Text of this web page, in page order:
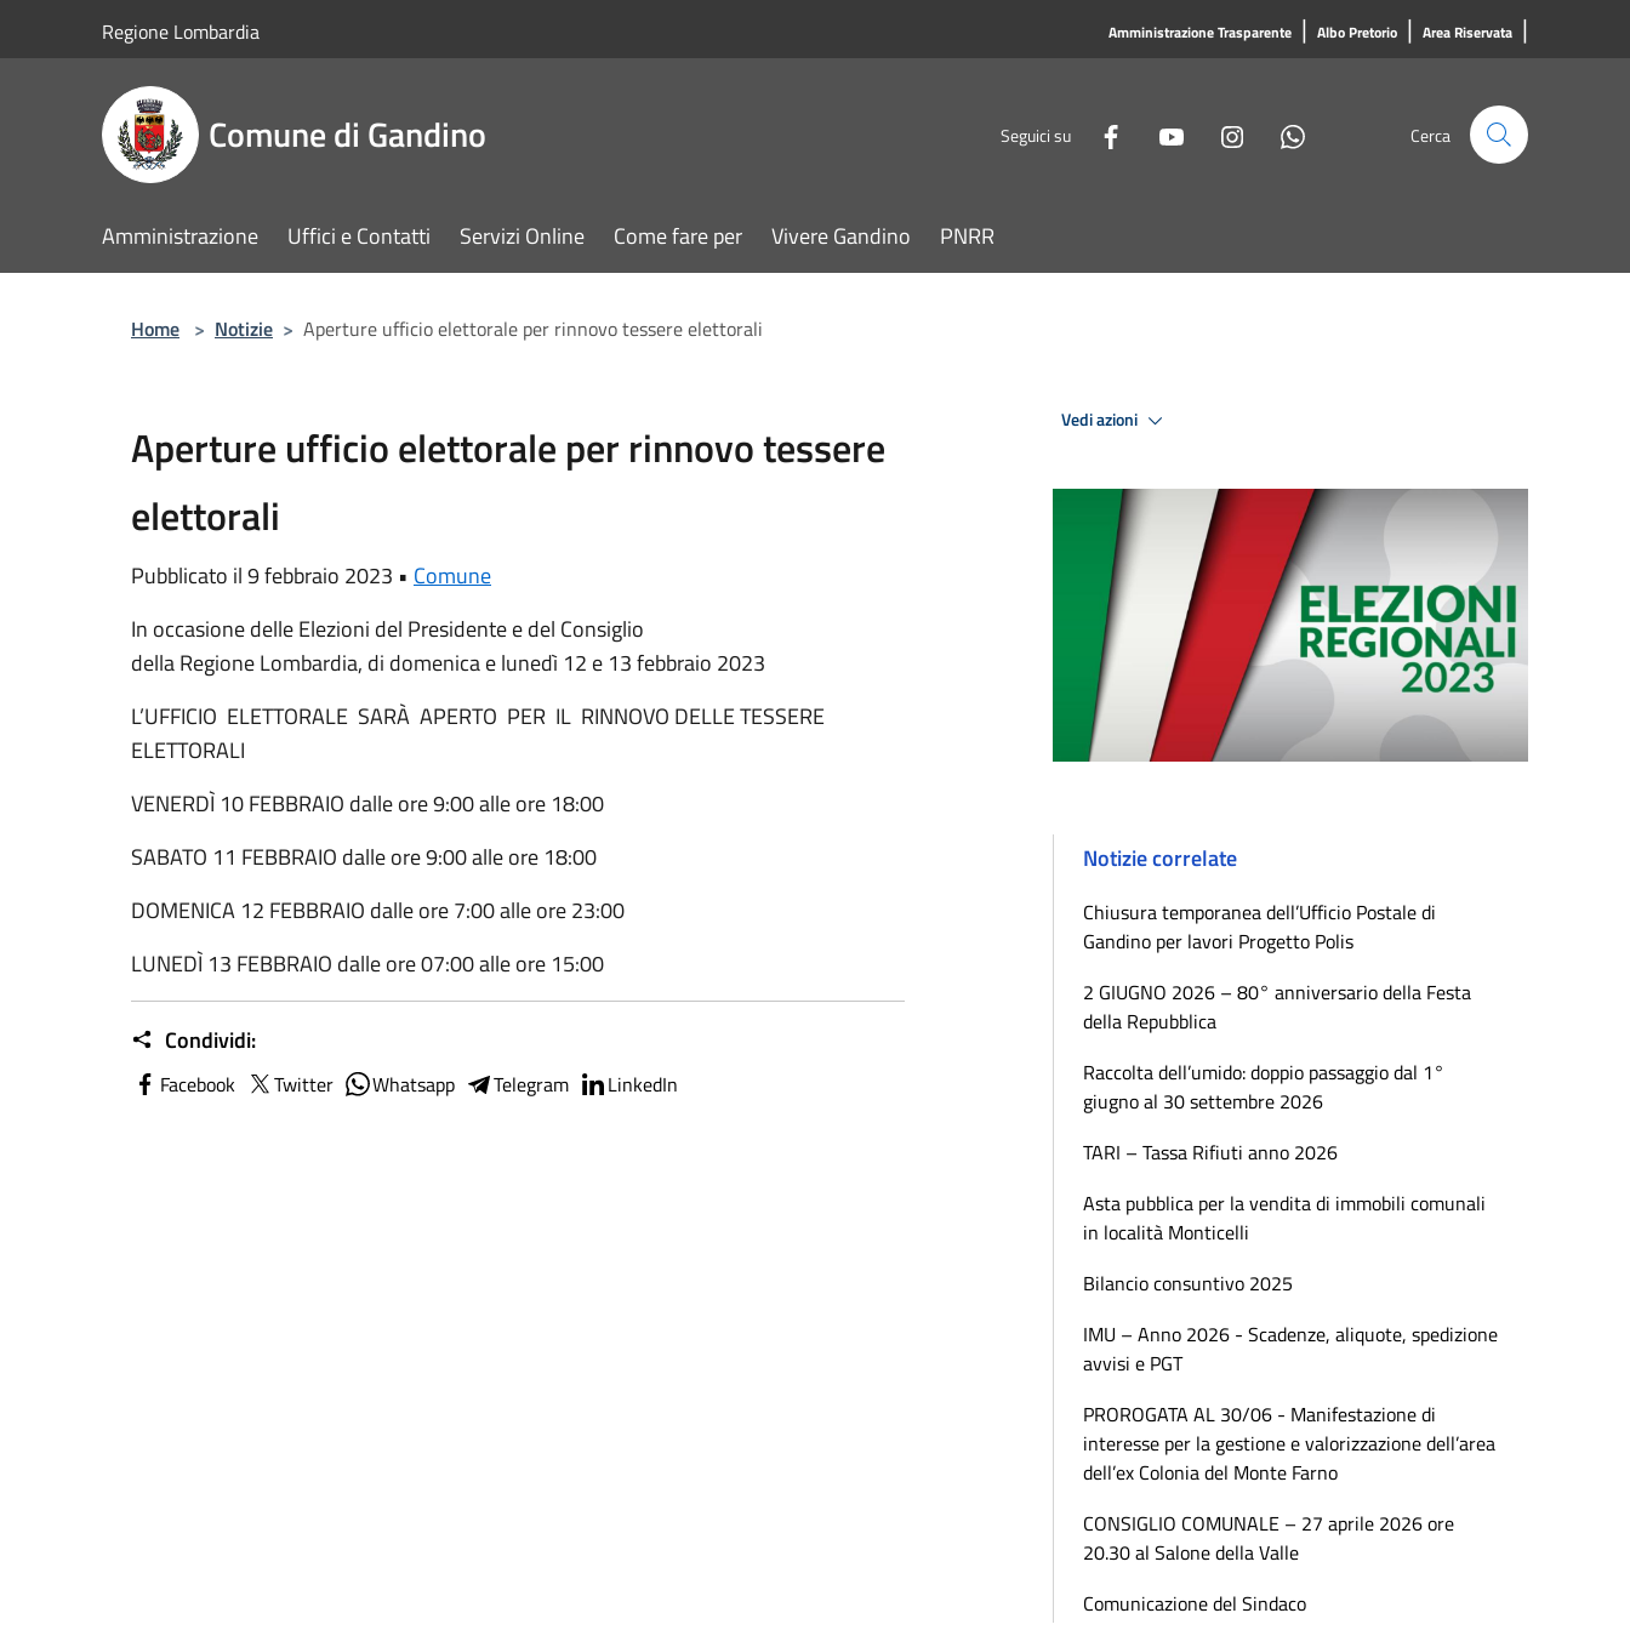
Regione Lombardia Amministrazione Trasparente | Albo Pretorio | Area Riservata |
Comune di Gandino Seguici su Cerca
Amministrazione Uffici e Contatti Servizi Online Come fare per Vivere Gandino PNRR
Home > Notizie > Aperture ufficio elettorale per rinnovo tessere elettorali
Aperture ufficio elettorale per rinnovo tessere
elettorali
Pubblicato il 9 febbraio 2023 • Comune
In occasione delle Elezioni del Presidente e del Consiglio
della Regione Lombardia, di domenica e lunedì 12 e 13 febbraio 2023
L’UFFICIO ELETTORALE SARÀ APERTO PER IL RINNOVO DELLE TESSERE
ELETTORALI
VENERDÌ 10 FEBBRAIO dalle ore 9:00 alle ore 18:00
SABATO 11 FEBBRAIO dalle ore 9:00 alle ore 18:00
DOMENICA 12 FEBBRAIO dalle ore 7:00 alle ore 23:00
LUNEDÌ 13 FEBBRAIO dalle ore 07:00 alle ore 15:00
Condividi:
Facebook Twitter Whatsapp Telegram LinkedIn
Vedi azioni
Notizie correlate
Chiusura temporanea dell’Ufficio Postale di
Gandino per lavori Progetto Polis
2 GIUGNO 2026 – 80° anniversario della Festa
della Repubblica
Raccolta dell’umido: doppio passaggio dal 1°
giugno al 30 settembre 2026
TARI – Tassa Rifiuti anno 2026
Asta pubblica per la vendita di immobili comunali
in località Monticelli
Bilancio consuntivo 2025
IMU – Anno 2026 - Scadenze, aliquote, spedizione
avvisi e PGT
PROROGATA AL 30/06 - Manifestazione di
interesse per la gestione e valorizzazione dell’area
dell’ex Colonia del Monte Farno
CONSIGLIO COMUNALE – 27 aprile 2026 ore
20.30 al Salone della Valle
Comunicazione del Sindaco